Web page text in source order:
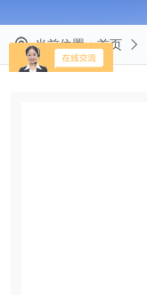
当前位置：首页